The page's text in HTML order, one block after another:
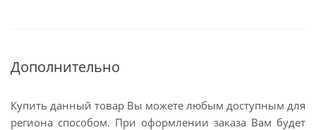
Дополнительно
Купить данный товар Вы можете любым доступным для
региона способом. При оформлении заказа Вам будет